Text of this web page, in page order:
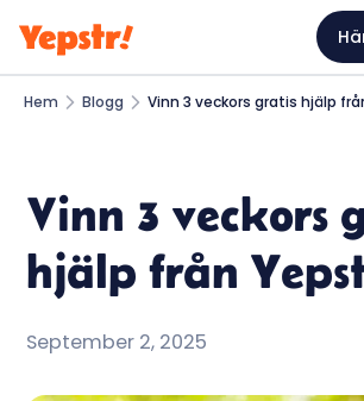
Hem Blogg Vinn 3 veckors gratis hjälp
Vinn 3 veckors
hjälp från
September 2, 2025